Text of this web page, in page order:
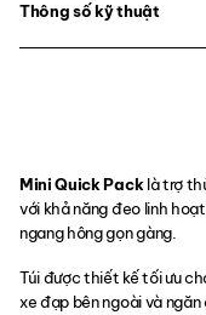
Thông số kỹ thuật
Mini Quick Packlà trợ
với khả năng đeo linh
ngang hông gọn gàng.
Túi được thiết kế tối ưu
xe đạp bên ngoài và